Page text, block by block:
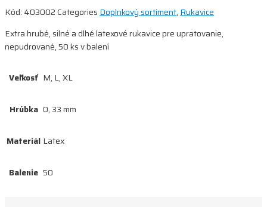
Kód: 403002CategoriesDoplnkový sortiment,Rukavice
Extra hrubé, silné a dlhé latexové rukavice pre upratovanie,
nepudrované, 50 ks v balení
Veľkosť M, L, XL
Hrúbka 0, 33 mm
Materiál Latex
Balenie 50